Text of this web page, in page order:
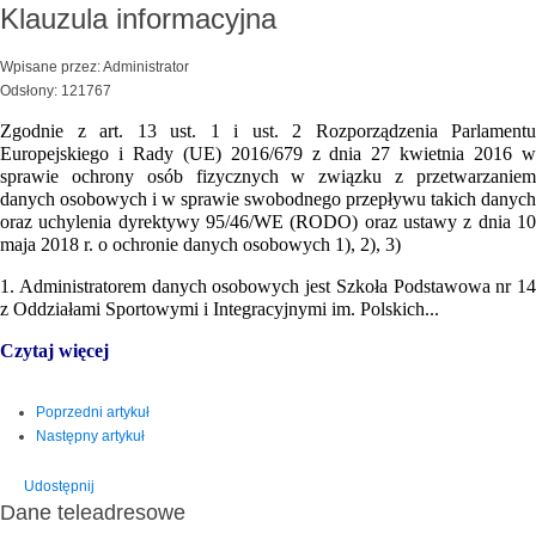
Klauzula informacyjna
Wpisane przez: Administrator
Odsłony: 121767
Zgodnie z art. 13 ust. 1 i ust. 2 Rozporządzenia Parlamentu
Europejskiego i Rady (UE) 2016/679 z dnia 27 kwietnia 2016 w
sprawie ochrony osób fizycznych w związku z przetwarzaniem
danych osobowych i w sprawie swobodnego przepływu takich danych
oraz uchylenia dyrektywy 95/46/WE (RODO) oraz ustawy z dnia 10
maja 2018 r. o ochronie danych osobowych 1), 2), 3)
1. Administratorem danych osobowych jest Szkoła Podstawowa nr 14
z Oddziałami Sportowymi i Integracyjnymi im. Polskich...
Czytaj więcej
Poprzedni artykuł
Następny artykuł
Udostępnij
Dane teleadresowe